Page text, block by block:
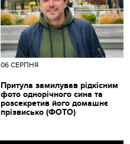
06 СЕРПНЯ
Притула замилував рідкісним
фото однорічного сина та
розсекретив його домашнє
прізвисько (ФОТО)